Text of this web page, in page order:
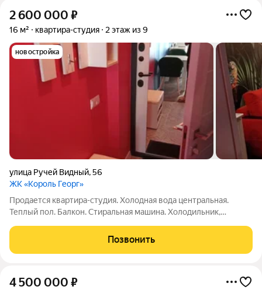
2 600 000 ₽
16 м² квартира-студия 2 этаж из 9
новостройка
улица Ручей Видный,56
ЖК «Король Георг»
Продается квартира-студия. Холодная вода центральная.
Теплый пол. Балкон. Стиральная машина. Холодильник,
Горячая вода-электрический бойлер. Мат капитал, ипатека,
обмен-не рассматриваю. Всю мебель
Позвонить
4 500 000 ₽